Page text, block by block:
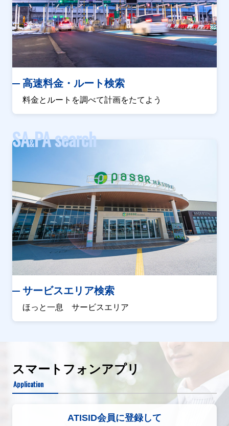
高速料金・ルート検索
料金とルートを調べて計画をたてよう
SA&PA search
サービスエリア検索
ほっと一息 サービスエリア
スマートフォンアプリ
Application
ATISID会員に登録して